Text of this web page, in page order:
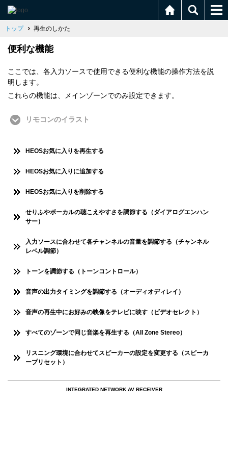
トップ 再生のしかた
便利な機能
ここでは、各入力ソースで使用できる便利な機能の操作方法を説
明します。
これらの機能は、メインゾーンでのみ設定できます。
リモコンのイラスト
HEOSお気に入りを再生する
HEOSお気に入りに追加する
HEOSお気に入りを削除する
せりふやボーカルの聴こえやすさを調節する（ダイアログエンハン
サー）
入力ソースに合わせて各チャンネルの音量を調節する（チャンネル
レベル調節）
トーンを調節する（トーンコントロール）
音声の出力タイミングを調節する（オーディオディレイ）
音声の再生中にお好みの映像をテレビに映す（ビデオセレクト）
すべてのゾーンで同じ音楽を再生する（All Zone Stereo）
リスニング環境に合わせてスピーカーの設定を変更する（スピーカ
ープリセット）
INTEGRATED NETWORK AV RECEIVER